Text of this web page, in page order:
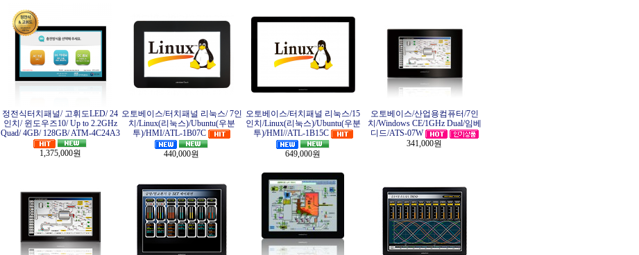
정전식터치패널/ 고휘도LED/ 24
인치/ 윈도우즈10/ Up to 2.2GHz
Quad/ 4GB/ 128GB/ ATM-4C24A3
1,375,000원
오토베이스/터치패널 리눅스/ 7인
치/Linux(리눅스)/Ubuntu(우분
투)/HMI/ATL-1B07C
440,000원
오토베이스/터치패널 리눅스/15
인치/Linux(리눅스)/Ubuntu(우분
투)/HMI//ATL-1B15C
649,000원
오토베이스/산업용컴퓨터/7인
치/Windows CE/1GHz Dual/임베
디드/ATS-07W
341,000원